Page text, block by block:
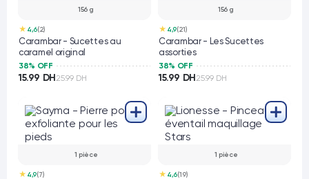
156 g
★ 4,6(2)
Carambar - Sucettes au
caramel original
38% OFF
15.99 DH 25.99 DH
156 g
★ 4,9(21)
Carambar - Les Sucettes
assorties
38% OFF
15.99 DH 25.99 DH
1 pièce
★ 4,9(7)
1 pièce
★ 4,6(19)